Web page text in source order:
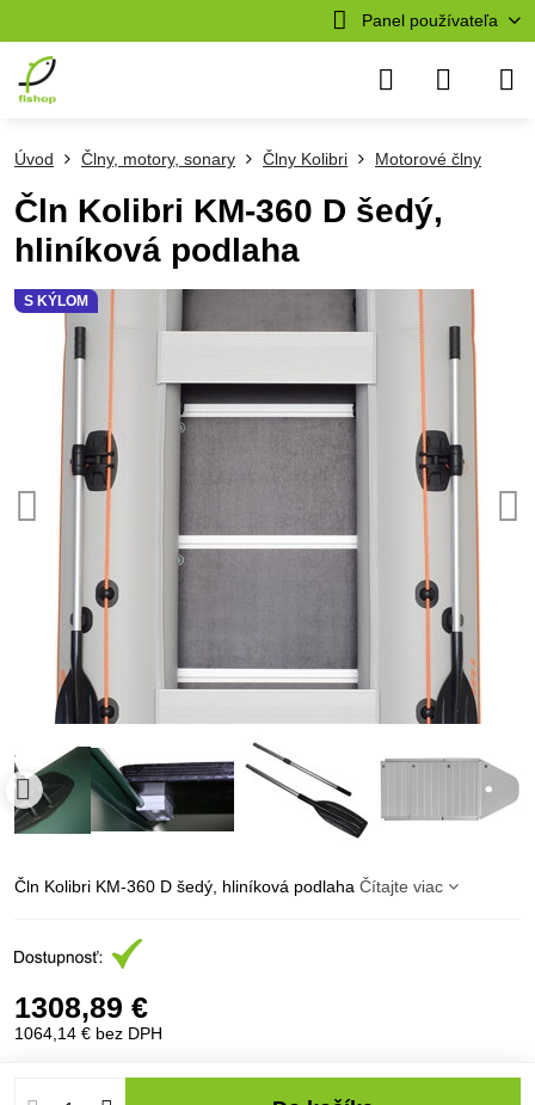
Panel používateľa
S KÝLOM
Úvod Člny, motory, sonary Člny Kolibri Motorové člny
Čln Kolibri KM-360 D šedý,
hliníková podlaha
Čln Kolibri KM-360 D šedý, hliníková podlaha Čítajte viac
1308,89 €
1064,14 € bez DPH